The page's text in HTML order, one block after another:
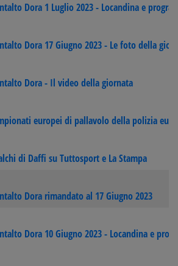
Dora 1 Luglio 2023 - Locandina e
Dora 17 Giugno 2023 - Le foto della
Dora - Il video della giornata
europei di pallavolo della polizia
di Daffi su Tuttosport e La Stampa
Dora rimandato al 17 Giugno 2023
Dora 10 Giugno 2023 - Locandina e